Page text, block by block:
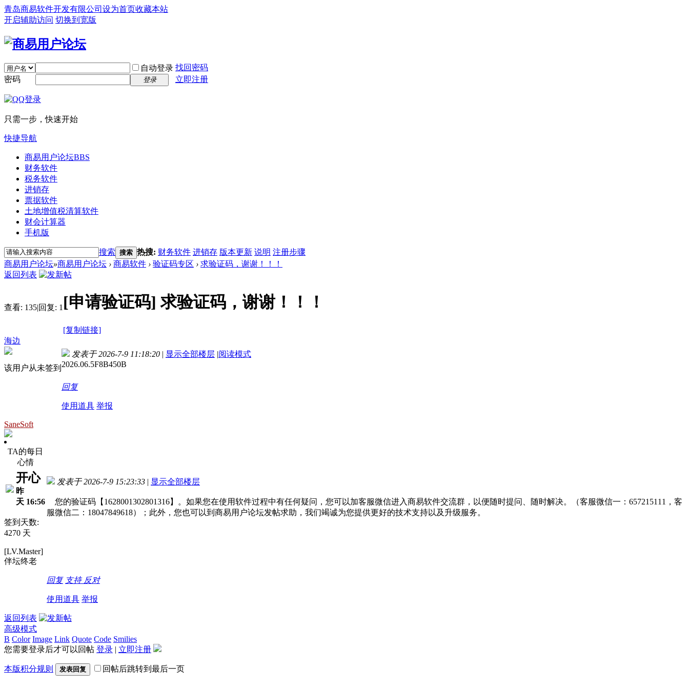
青岛商易软件开发有限公司 设为首页收藏本站
开启辅助访问 切换到宽版
自动登录 找回密码
密码
登录 立即注册
只需一步，快速开始
快捷导航
商易用户论坛BBS
财务软件
税务软件
进销存
票据软件
土地增值税清算软件
财会计算器
手机版
搜索 搜索 热搜: 财务软件 进销存 版本更新 说明 注册步骤
商易用户论坛»商易用户论坛 › 商易软件 › 验证码专区 › 求验证码，谢谢！！！
返回列表
查看: 135|回复: 1 [申请验证码]求验证码，谢谢！！！
[复制链接]
海边
该用户从未签到
发表于 2026-7-9 11:18:20 | 显示全部楼层 |阅读模式
2026.06.5F8B450B
回复
使用道具 举报
SaneSoft
TA的每日
心情
开心
昨
天 16:56
签到天数:
4270 天
[LV.Master]
伴坛终老
发表于 2026-7-9 15:23:33 | 显示全部楼层
您的验证码【1628001302801316】。如果您在使用软件过程中有任何疑问，您可以加客服微信进入商易软件交流群，以便随时提问、随时解决。（客服微信一：657215111，客
服微信二：18047849618）；此外，您也可以到商易用户论坛发帖求助，我们竭诚为您提供更好的技术支持以及升级服务。
回复 支持 反对
使用道具 举报
返回列表
高级模式
B Color Image Link Quote Code Smilies
您需要登录后才可以回帖 登录 | 立即注册
本版积分规则 发表回复 回帖后跳转到最后一页